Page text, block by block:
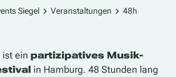
Siegel Veranstaltungen
48h
ist ein partizipatives Musik-
in Hamburg. 48 Stunden lang